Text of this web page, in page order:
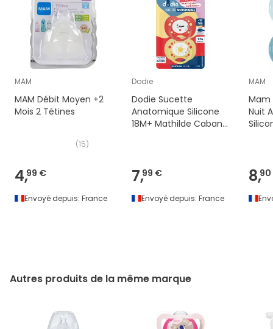
MAM
MAM Débit Moyen +2
Mois 2 Tétines
(15)
4,99 €
Envoyé depuis: France
Dodie
Dodie Sucette
Anatomique Silicone
18M+ Mathilde Caban
7,99 €
Envoyé depuis: France
MAM
Mam
Nuit
8,
Autres produits de la même marque